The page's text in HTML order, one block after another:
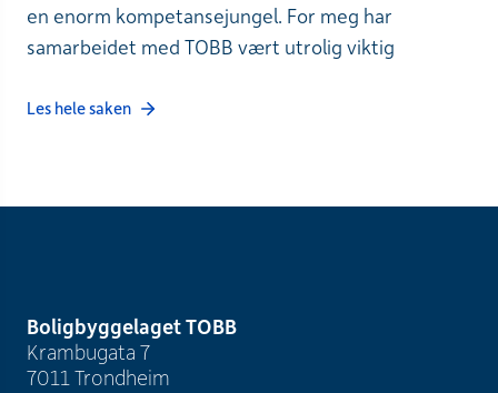
en enorm kompetansejungel. For meg har
samarbeidet med TOBB vært utrolig viktig
Les hele saken
Boligbyggelaget TOBB
Krambugata 7
7011 Trondheim